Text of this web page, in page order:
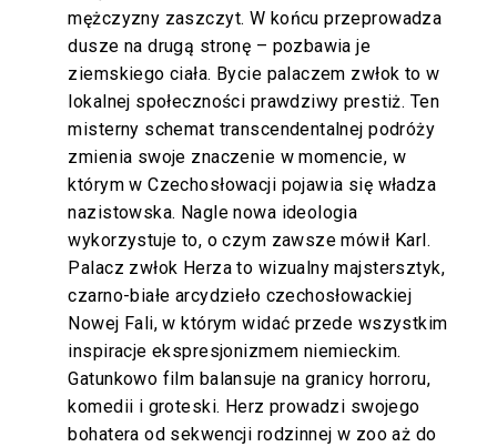
mężczyzny zaszczyt. W końcu przeprowadza
dusze na drugą stronę – pozbawia je
ziemskiego ciała. Bycie palaczem zwłok to w
lokalnej społeczności prawdziwy prestiż. Ten
misterny schemat transcendentalnej podróży
zmienia swoje znaczenie w momencie, w
którym w Czechosłowacji pojawia się władza
nazistowska. Nagle nowa ideologia
wykorzystuje to, o czym zawsze mówił Karl.
Palacz zwłok Herza to wizualny majstersztyk,
czarno-białe arcydzieło czechosłowackiej
Nowej Fali, w którym widać przede wszystkim
inspiracje ekspresjonizmem niemieckim.
Gatunkowo film balansuje na granicy horroru,
komedii i groteski. Herz prowadzi swojego
bohatera od sekwencji rodzinnej w zoo aż do